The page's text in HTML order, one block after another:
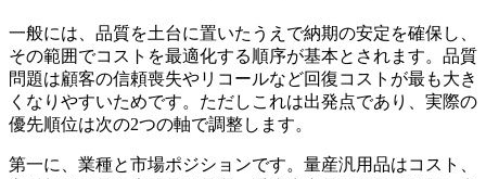
一般には、品質を土台に置いたうえで納期の安定を確保し、
その範囲でコストを最適化する順序が基本とされます。品質
問題は顧客の信頼喪失やリコールなど回復コストが最も大き
くなりやすいためです。ただしこれは出発点であり、実際の
優先順位は次の2つの軸で調整します。
第一に、業種と市場ポジションです。量産汎用品はコスト、